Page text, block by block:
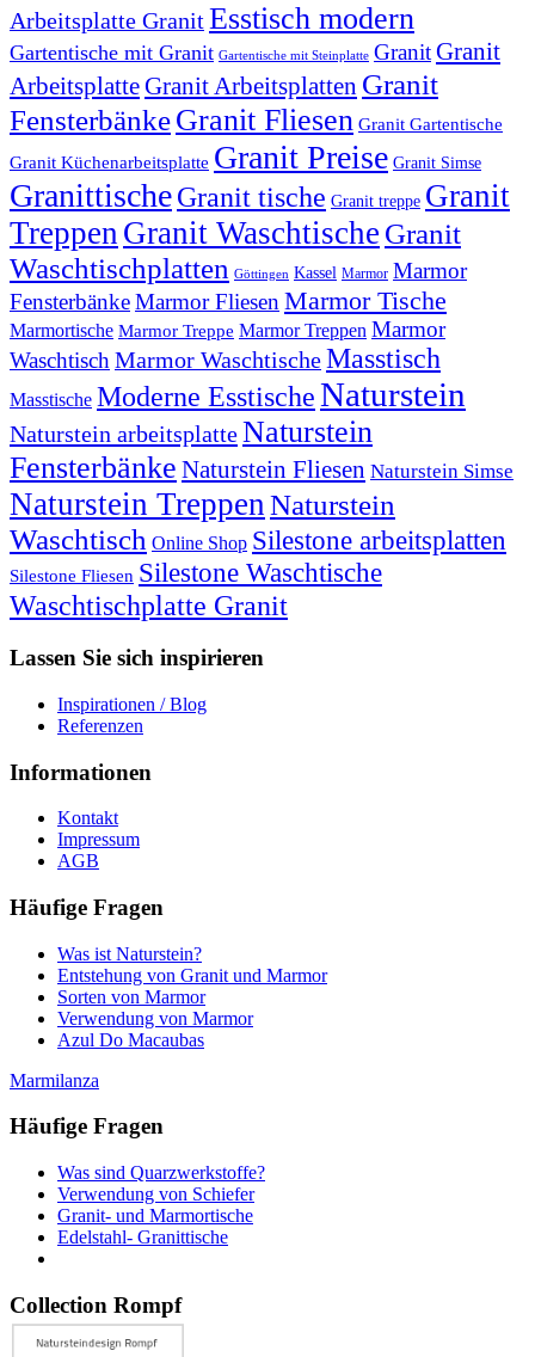
Arbeitsplatte GranitEsstisch modern
Gartentische mit Granit Gartentische mit Steinplatte GranitGranit
ArbeitsplatteGranit Arbeitsplatten Granit
FensterbänkeGranit Fliesen Granit Gartentische
Granit Küchenarbeitsplatte Granit Preise Granit Simse
GranittischeGranit tische Granit treppe Granit
Treppen Granit Waschtische Granit
Waschtischplatten Göttingen Kassel Marmor Marmor
FensterbänkeMarmor FliesenMarmor Tische
Marmortische Marmor Treppe Marmor Treppen Marmor
WaschtischMarmor WaschtischeMasstisch
Masstische Moderne EsstischeNaturstein
Naturstein arbeitsplatteNaturstein
Fensterbänke Naturstein Fliesen Naturstein Simse
Naturstein TreppenNaturstein
Waschtisch Online Shop Silestone arbeitsplatten
Silestone Fliesen Silestone Waschtische
Waschtischplatte Granit
Lassen Sie sich inspirieren
Inspirationen / Blog
Referenzen
Informationen
Kontakt
Impressum
AGB
Häufige Fragen
Was ist Naturstein?
Entstehung von Granit und Marmor
Sorten von Marmor
Verwendung von Marmor
Azul Do Macaubas
Marmilanza
Häufige Fragen
Was sind Quarzwerkstoffe?
Verwendung von Schiefer
Granit- und Marmortische
Edelstahl- Granittische
Collection Rompf
Schmidtsrasse 33